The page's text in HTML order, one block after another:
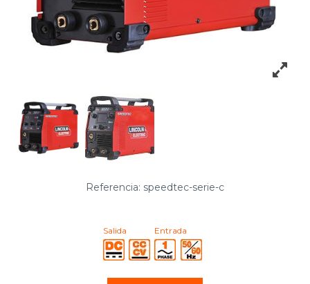
Referencia: speedtec-serie-c
Salida Entrada